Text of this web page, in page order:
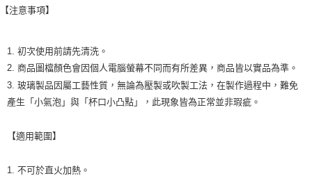
【注意事項】
1. 初次使用前請先清洗。
2. 商品圖檔顏色會因個人電腦螢幕不同而有所差異，商品皆以實品為準。
3. 玻璃製品因屬工藝性質，無論為壓製或吹製工法，在製作過程中，難免
產生「小氣泡」與「杯口小凸點」，此現象皆為正常並非瑕疵。
【適用範圍】
1. 不可於直火加熱。